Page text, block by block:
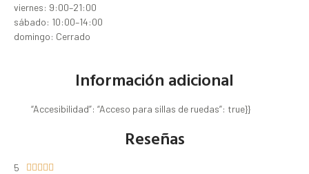
viernes: 9:00–21:00
sábado: 10:00–14:00
domingo: Cerrado
Información adicional
“Accesibilidad”: “Acceso para sillas de ruedas”: true}}
Reseñas
5 